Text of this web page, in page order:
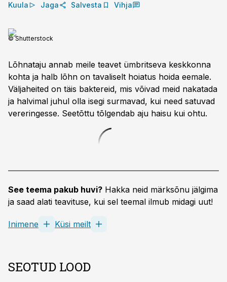
Kuula Jaga Salvesta Vihja
© Shutterstock
Lõhnataju annab meile teavet ümbritseva keskkonna
kohta ja halb lõhn on tavaliselt hoiatus hoida eemale.
Väljaheited on täis baktereid, mis võivad meid nakatada
ja halvimal juhul olla isegi surmavad, kui need satuvad
vereringesse. Seetõttu tõlgendab aju haisu kui ohtu.
See teema pakub huvi? Hakka neid märksõnu jälgima
ja saad alati teavituse, kui sel teemal ilmub midagi uut!
Inimene Küsi meilt
SEOTUD LOOD